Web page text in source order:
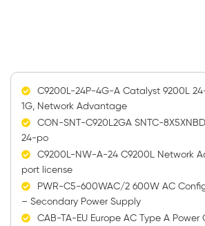
C9200L-24P-4G-A Catalyst 9200L
1G, Network Advantage
CON-SNT-C920L2GA SNTC-
24-po
C9200L-NW-A-24 C9200L Network
port license
PWR-C5-600WAC/2 600W AC
– Secondary Power Supply
CAB-TA-EU Europe AC Type A Power